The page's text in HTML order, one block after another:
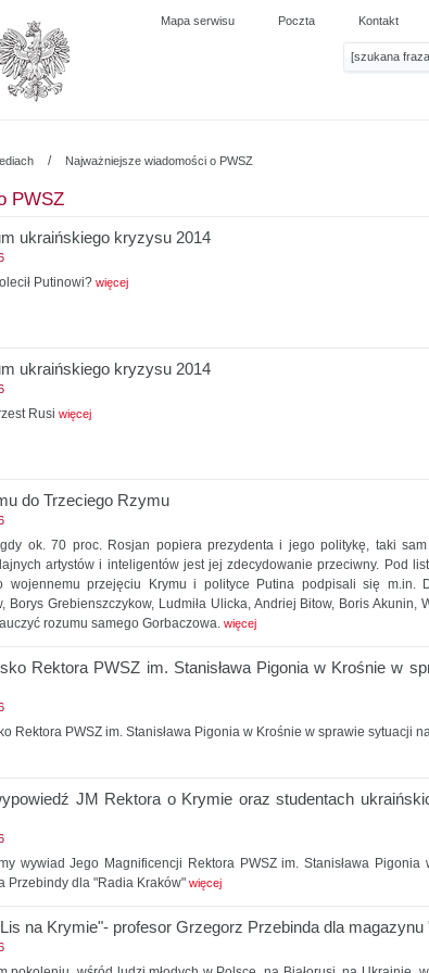
Mapa serwisu Poczta Kontakt
/ Najważniejsze wiadomości o PWSZ
PWSZ
ukraińskiego kryzysu 2014
Putinowi? więcej
ukraińskiego kryzysu 2014
Rusi więcej
do Trzeciego Rzymu
gdy ok. 70 proc. Rosjan popiera prezydenta i jego politykę, taki
artystów i inteligentów jest jej zdecydowanie przeciwny. Pod
wojennemu przejęciu Krymu i polityce Putina podpisali się m.in.
Borys Grebienszczykow, Ludmiła Ulicka, Andriej Bitow, Boris Akunin,
rozumu samego Gorbaczowa. więcej
Rektora PWSZ im. Stanisława Pigonia w Krośnie w
Rektora PWSZ im. Stanisława Pigonia w Krośnie w sprawie sytuacji
JM Rektora o Krymie oraz studentach
wywiad Jego Magnificencji Rektora PWSZ im. Stanisława Pigonia
Przebindy dla "Radia Kraków" więcej
na Krymie"- profesor Grzegorz Przebinda dla magazynu